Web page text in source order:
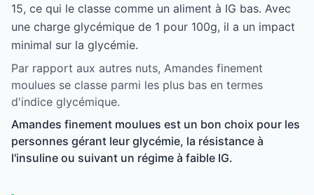
15, ce qui le classe comme un aliment à IG bas. Avec
une charge glycémique de 1 pour 100g, il a un impact
minimal sur la glycémie.
Par rapport aux autres nuts, Amandes finement
moulues se classe parmi les plus bas en termes
d'indice glycémique.
Amandes finement moulues est un bon choix pour les
personnes gérant leur glycémie, la résistance à
l'insuline ou suivant un régime à faible IG.